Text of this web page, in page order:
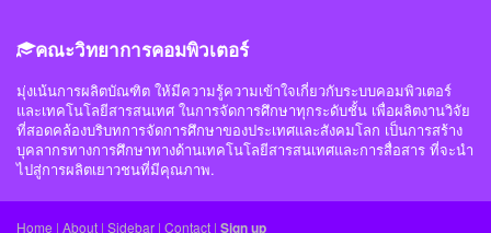
คณะวิทยาการคอมพิวเตอร์
มุ่งเน้นการผลิตบัณฑิต ให้มีความรู้ความเข้าใจเกี่ยวกับระบบคอมพิวเตอร์
และเทคโนโลยีสารสนเทศ ในการจัดการศึกษาทุกระดับชั้น เพื่อผลิตงานวิจัย
ที่สอดคล้องบริบทการจัดการศึกษาของประเทศและสังคมโลก เป็นการสร้าง
บุคลากรทางการศึกษาทางด้านเทคโนโลยีสารสนเทศและการสื่อสาร ที่จะนำ
ไปสู่การผลิตเยาวชนที่มีคุณภาพ.
Home | About | Sidebar | Contact | Sign up